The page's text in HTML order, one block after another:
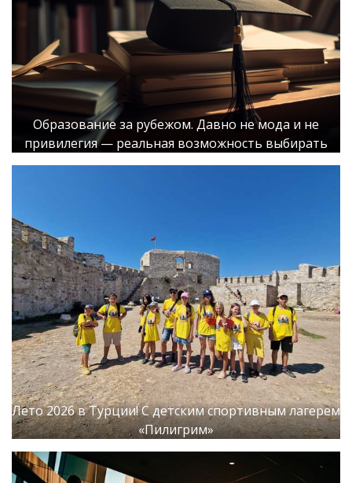
Образование за рубежом. Давно не мода и не
привилегия — реальная возможность выбирать
Лето 2026 в Турции! С детским спортивным лагерем
«Пилигрим»